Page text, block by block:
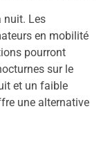
nuit. Les
en mobilité
pourront
sur le
et un faible
une alternative